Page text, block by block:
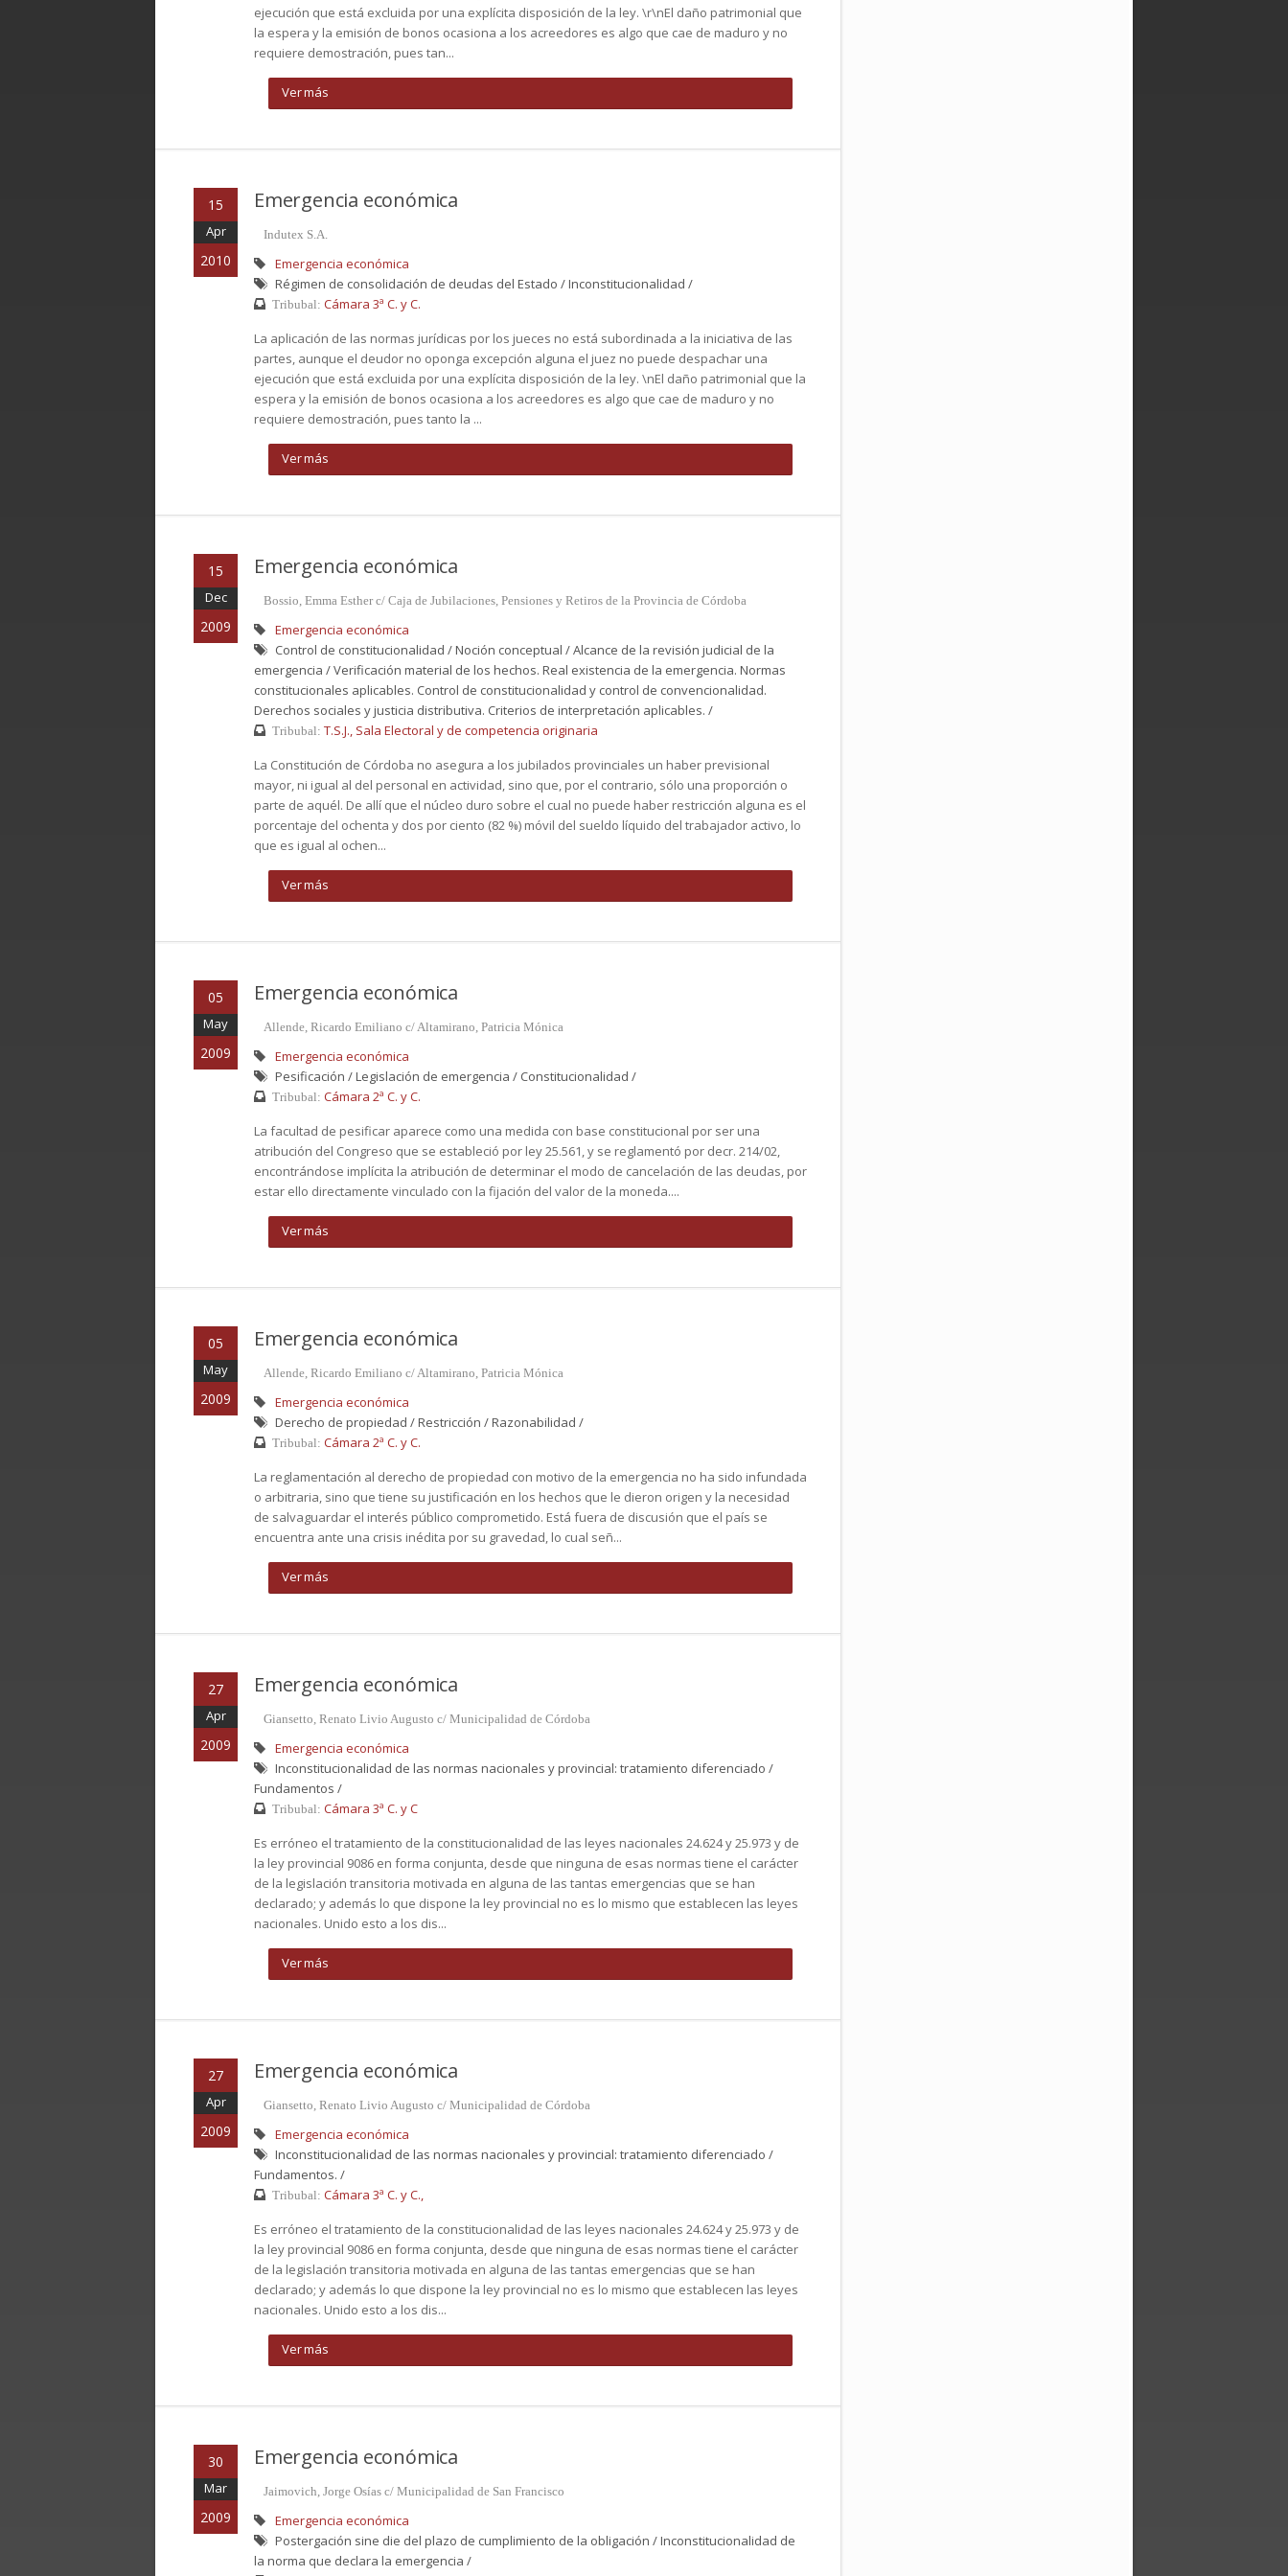
ejecución que está excluida por una explícita disposición de la ley. \r\nEl daño patrimonial que
la espera y la emisión de bonos ocasiona a los acreedores es algo que cae de maduro y no
requiere demostración, pues tan...
Ver más
15
Apr
2010
Emergencia económica
Indutex S.A.
Emergencia económica
Régimen de consolidación de deudas del Estado / Inconstitucionalidad /
Tribubal: Cámara 3ª C. y C.
La aplicación de las normas jurídicas por los jueces no está subordinada a la iniciativa de las
partes, aunque el deudor no oponga excepción alguna el juez no puede despachar una
ejecución que está excluida por una explícita disposición de la ley. \nEl daño patrimonial que la
espera y la emisión de bonos ocasiona a los acreedores es algo que cae de maduro y no
requiere demostración, pues tanto la ...
Ver más
15
Dec
2009
Emergencia económica
Bossio, Emma Esther c/ Caja de Jubilaciones, Pensiones y Retiros de la Provincia de Córdoba
Emergencia económica
Control de constitucionalidad / Noción conceptual / Alcance de la revisión judicial de la
emergencia / Verificación material de los hechos. Real existencia de la emergencia. Normas
constitucionales aplicables. Control de constitucionalidad y control de convencionalidad.
Derechos sociales y justicia distributiva. Criterios de interpretación aplicables. /
Tribubal: T.S.J., Sala Electoral y de competencia originaria
La Constitución de Córdoba no asegura a los jubilados provinciales un haber previsional
mayor, ni igual al del personal en actividad, sino que, por el contrario, sólo una proporción o
parte de aquél. De allí que el núcleo duro sobre el cual no puede haber restricción alguna es el
porcentaje del ochenta y dos por ciento (82 %) móvil del sueldo líquido del trabajador activo, lo
que es igual al ochen...
Ver más
05
May
2009
Emergencia económica
Allende, Ricardo Emiliano c/ Altamirano, Patricia Mónica
Emergencia económica
Pesificación / Legislación de emergencia / Constitucionalidad /
Tribubal: Cámara 2ª C. y C.
La facultad de pesificar aparece como una medida con base constitucional por ser una
atribución del Congreso que se estableció por ley 25.561, y se reglamentó por decr. 214/02,
encontrándose implícita la atribución de determinar el modo de cancelación de las deudas, por
estar ello directamente vinculado con la fijación del valor de la moneda....
Ver más
05
May
2009
Emergencia económica
Allende, Ricardo Emiliano c/ Altamirano, Patricia Mónica
Emergencia económica
Derecho de propiedad / Restricción / Razonabilidad /
Tribubal: Cámara 2ª C. y C.
La reglamentación al derecho de propiedad con motivo de la emergencia no ha sido infundada
o arbitraria, sino que tiene su justificación en los hechos que le dieron origen y la necesidad
de salvaguardar el interés público comprometido. Está fuera de discusión que el país se
encuentra ante una crisis inédita por su gravedad, lo cual señ...
Ver más
27
Apr
2009
Emergencia económica
Giansetto, Renato Livio Augusto c/ Municipalidad de Córdoba
Emergencia económica
Inconstitucionalidad de las normas nacionales y provincial: tratamiento diferenciado /
Fundamentos /
Tribubal: Cámara 3ª C. y C
Es erróneo el tratamiento de la constitucionalidad de las leyes nacionales 24.624 y 25.973 y de
la ley provincial 9086 en forma conjunta, desde que ninguna de esas normas tiene el carácter
de la legislación transitoria motivada en alguna de las tantas emergencias que se han
declarado; y además lo que dispone la ley provincial no es lo mismo que establecen las leyes
nacionales. Unido esto a los dis...
Ver más
27
Apr
2009
Emergencia económica
Giansetto, Renato Livio Augusto c/ Municipalidad de Córdoba
Emergencia económica
Inconstitucionalidad de las normas nacionales y provincial: tratamiento diferenciado /
Fundamentos. /
Tribubal: Cámara 3ª C. y C.,
Es erróneo el tratamiento de la constitucionalidad de las leyes nacionales 24.624 y 25.973 y de
la ley provincial 9086 en forma conjunta, desde que ninguna de esas normas tiene el carácter
de la legislación transitoria motivada en alguna de las tantas emergencias que se han
declarado; y además lo que dispone la ley provincial no es lo mismo que establecen las leyes
nacionales. Unido esto a los dis...
Ver más
30
Mar
2009
Emergencia económica
Jaimovich, Jorge Osías c/ Municipalidad de San Francisco
Emergencia económica
Postergación sine die del plazo de cumplimiento de la obligación / Inconstitucionalidad de
la norma que declara la emergencia /